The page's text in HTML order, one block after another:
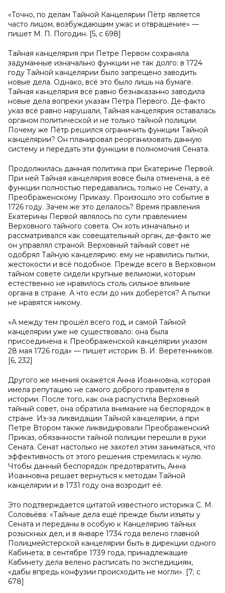
«Точно, по делам Тайной Канцелярии Пётр является
часто лицом, возбуждающим ужас и отвращение» —
пишет М. П. Погодин. [5, с 698]
Тайная канцелярия при Петре Первом сохраняла
задуманные изначально функции не так долго: в 1724
году Тайной канцелярии было запрещено заводить
новые дела. Однако, всё это было лишь на бумаге.
Тайная канцелярия всё равно безнаказанно заводила
новые дела вопреки указам Петра Первого. Де-факто
указ всё равно нарушали, Тайная канцелярия оставалась
органом политической и не только тайной полиции.
Почему же Пётр решился ограничить функции Тайной
канцелярии? Он планировал реорганизовать данную
систему и передать эти функции в полномочия Сената.
Продолжилась данная политика при Екатерине Первой.
При ней Тайная канцелярия вовсе была отменена, а её
функции полностью передавались, только не Сенату, а
Преображенскому Приказу. Произошло это событие в
1726 году. Зачем же это делалось? Время правления
Екатерины Первой являлось по сути правлением
Верховного тайного совета. Он хоть изначально и
рассматривался как совещательный орган, де-факто же
он управлял страной. Верховный тайный совет не
одобрял Тайную канцелярию: ему не нравились пытки,
жестокости и всё подобное. Прежде всего в Верховном
тайном совете сидели крупные вельможи, которым
естественно не нравилось столь сильное влияние
органа в стране. А что если до них доберётся? А пытки
не нравятся никому.
«А между тем прошёл всего год, и самой Тайной
канцелярии уже не существовало: она была
присоединена к Преображенской канцелярии указом
28 мая 1726 года» — пишет историк В. И. Веретенников.
[6, 232]
Другого же мнения окажется Анна Иоанновна, которая
имела репутацию не самого доброго правителя в
истории. После того, как она распустила Верховный
тайный совет, она обратила внимание на беспорядок в
стране. Из-за ликвидации Тайной канцелярии, а при
Петре Втором также ликвидировали Преображенский
Приказ, обязанности тайной полиции перешли в руки
Сената. Сенат настолько не захотел этим заниматься, что
эффективность от этого решения стремилась к нулю.
Чтобы данный беспорядок предотвратить, Анна
Иоанновна решает вернуться к методам Тайной
канцелярии и в 1731 году она возродит её.
Это подтверждается цитатой известного историка С. М.
Соловьёва: «Тайные дела ещё прежде были изъяты у
Сената и переданы в особую к Канцелярию тайных
розыскных дел, и в январе 1734 года велено главной
Полицмейстерской канцелярии быть в дирекции одного
Кабинета; в сентябре 1739 года, принадлежащие
Кабинету дела велено расписать по экспедициям,
«дабы впредь конфузии происходить не могли». [7; с
678]